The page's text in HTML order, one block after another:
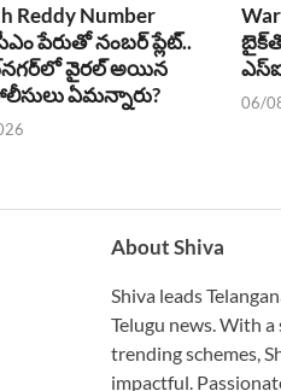
Reddy Number
పేరుతో నంబర్ ప్లేట్..
వైరల్ అయిన
ఏమన్నారు?
06/
About Shiva
Shiva leads
Telugu news. With a
trending schemes,
impactful.